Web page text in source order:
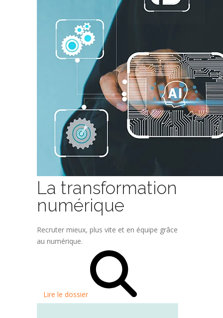
La transformation
numérique
Recruter mieux, plus vite et en équipe grâce
au numérique.
Lire le dossier